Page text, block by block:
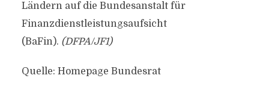
Ländern auf die Bundesanstalt für
Finanzdienstleistungsaufsicht
(BaFin). (DFPA/JF1)
Quelle: Homepage Bundesrat